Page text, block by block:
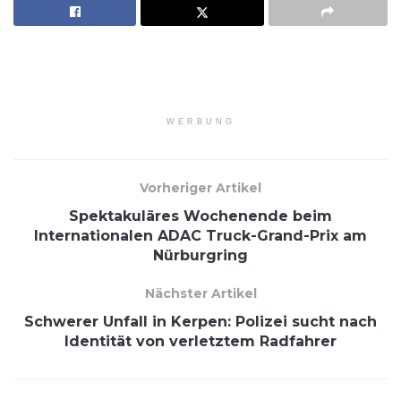
WERBUNG
Vorheriger Artikel
Spektakuläres Wochenende beim
Internationalen ADAC Truck-Grand-Prix am
Nürburgring
Nächster Artikel
Schwerer Unfall in Kerpen: Polizei sucht nach
Identität von verletztem Radfahrer